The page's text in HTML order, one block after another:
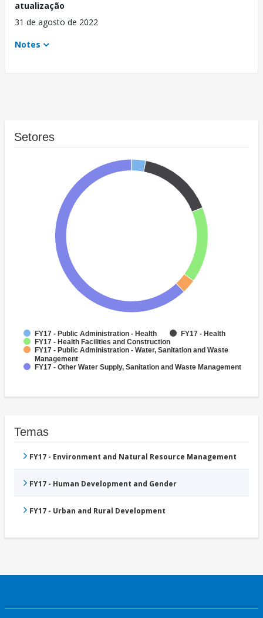
atualização
31 de agosto de 2022
Notes
Setores
FY17 - Public Administration - Health
FY17 - Health
FY17 - Health Facilities and Construction
FY17 - Public Administration - Water, Sanitation and Waste
Management
FY17 - Other Water Supply, Sanitation and Waste Management
Temas
FY17 - Environment and Natural Resource Management
FY17 - Human Development and Gender
FY17 - Urban and Rural Development